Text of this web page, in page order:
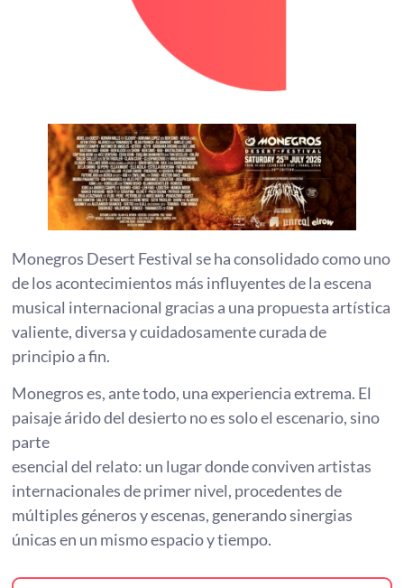
Monegros Desert Festival se ha consolidado como uno
de los acontecimientos más influyentes de la escena
musical internacional gracias a una propuesta artística
valiente, diversa y cuidadosamente curada de
principio a fin.
Monegros es, ante todo, una experiencia extrema. El
paisaje árido del desierto no es solo el escenario, sino
parte
esencial del relato: un lugar donde conviven artistas
internacionales de primer nivel, procedentes de
múltiples géneros y escenas, generando sinergias
únicas en un mismo espacio y tiempo.